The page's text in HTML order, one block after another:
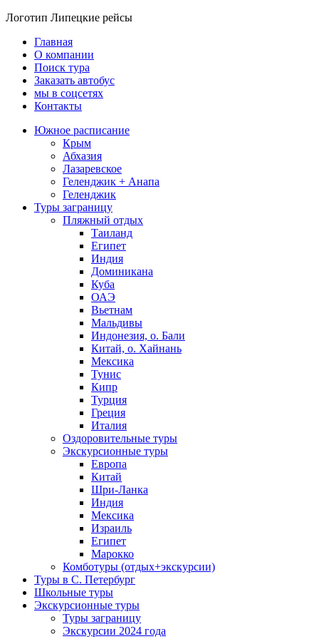
Логотип Липецкие рейсы
Главная
О компании
Поиск тура
Заказать автобус
мы в соцсетях
Контакты
Южное расписание
Крым
Абхазия
Лазаревское
Геленджик + Анапа
Геленджик
Туры заграницу
Пляжный отдых
Таиланд
Египет
Индия
Доминикана
Куба
ОАЭ
Вьетнам
Мальдивы
Индонезия, о. Бали
Китай, о. Хайнань
Мексика
Тунис
Кипр
Турция
Греция
Италия
Оздоровительные туры
Экскурсионные туры
Европа
Китай
Шри-Ланка
Индия
Мексика
Израиль
Египет
Марокко
Комботуры (отдых+экскурсии)
Туры в С. Петербург
Школьные туры
Экскурсионные туры
Туры заграницу
Экскурсии 2024 года